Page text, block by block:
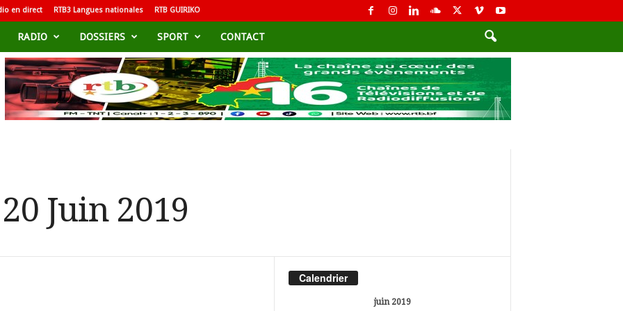
en direct RTB3 Langues nationales RTB GUIRIKO
RADIO DOSSIERS SPORT CONTACT
Juin 2019
Calendrier
juin 2019